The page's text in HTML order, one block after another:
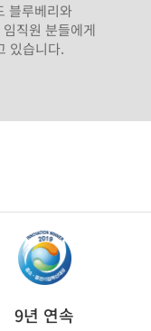
블루베리와
직원 분들에게
있습니다.
9년 연속